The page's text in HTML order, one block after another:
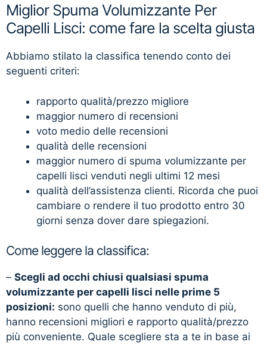
Miglior Spuma Volumizzante Per
Capelli Lisci: come fare la scelta giusta
Abbiamo stilato la classifica tenendo conto dei
seguenti criteri:
rapporto qualità/prezzo migliore
maggior numero di recensioni
voto medio delle recensioni
qualità delle recensioni
maggior numero di spuma volumizzante per
capelli lisci venduti negli ultimi 12 mesi
qualità dell’assistenza clienti. Ricorda che puoi
cambiare o rendere il tuo prodotto entro 30
giorni senza dover dare spiegazioni.
Come leggere la classifica:
– Scegli ad occhi chiusi qualsiasi spuma
volumizzante per capelli lisci nelle prime 5
posizioni: sono quelli che hanno venduto di più,
hanno recensioni migliori e rapporto qualità/prezzo
più conveniente. Quale scegliere sta a te in base ai